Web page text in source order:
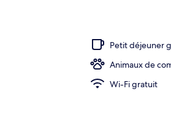
Petit déjeuner
Animaux de
Wi-Fi gratuit